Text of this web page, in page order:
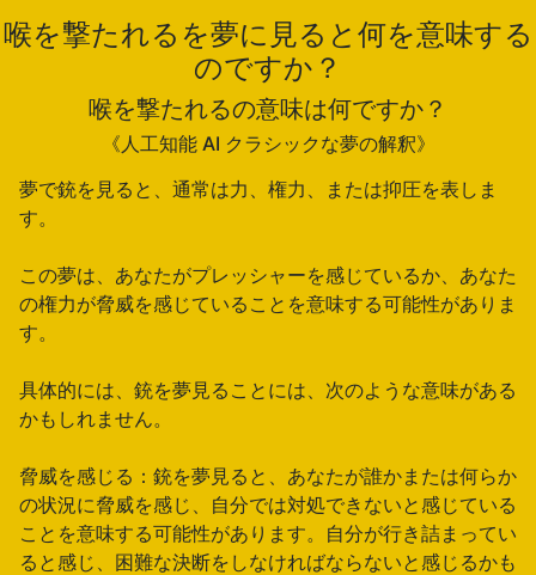
喉を撃たれるを夢に見ると何を意味する
のですか？
喉を撃たれるの意味は何ですか？
《人工知能 AI クラシックな夢の解釈》
夢で銃を見ると、通常は力、権力、または抑圧を表しま
す。
この夢は、あなたがプレッシャーを感じているか、あなた
の権力が脅威を感じていることを意味する可能性がありま
す。
具体的には、銃を夢見ることには、次のような意味がある
かもしれません。
脅威を感じる：銃を夢見ると、あなたが誰かまたは何らか
の状況に脅威を感じ、自分では対処できないと感じている
ことを意味する可能性があります。自分が行き詰まってい
ると感じ、困難な決断をしなければならないと感じるかも